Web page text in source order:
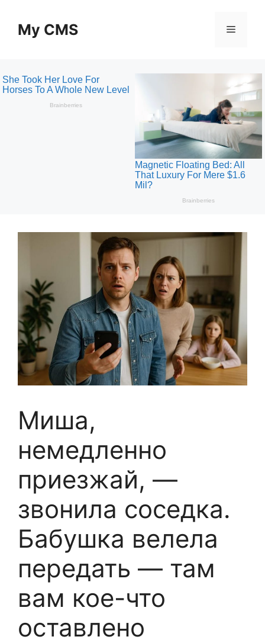
contentMy CMS Menu
Миша,
немедленно
приезжай, —
звонила соседка.
Бабушка велела
передать — там
вам кое-что
оставлено